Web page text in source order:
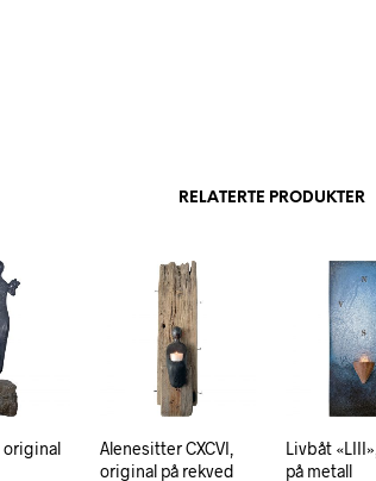
RELATERTE PRODUKTER
Alenesitter CXCVI,
original på rekved
Livbåt
på metall